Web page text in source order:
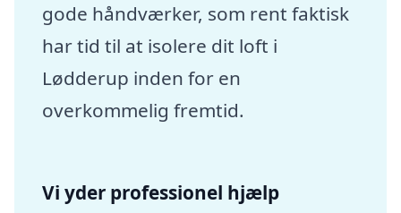
gode håndværker, som rent faktisk
har tid til at isolere dit loft i
Lødderup inden for en
overkommelig fremtid.
Vi yder professionel hjælp